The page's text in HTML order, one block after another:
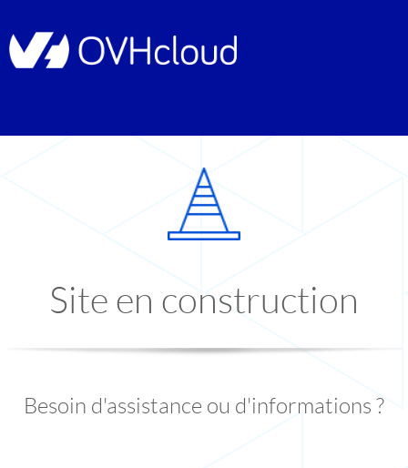
Site en construction
Besoin d'assistance ou d'informations ?